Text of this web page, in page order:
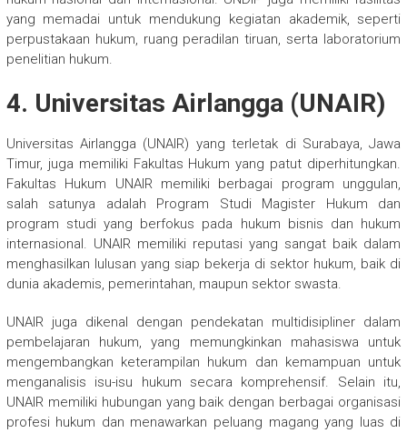
yang memadai untuk mendukung kegiatan akademik, seperti
perpustakaan hukum, ruang peradilan tiruan, serta laboratorium
penelitian hukum.
4. Universitas Airlangga (UNAIR)
Universitas Airlangga (UNAIR) yang terletak di Surabaya, Jawa
Timur, juga memiliki Fakultas Hukum yang patut diperhitungkan.
Fakultas Hukum UNAIR memiliki berbagai program unggulan,
salah satunya adalah Program Studi Magister Hukum dan
program studi yang berfokus pada hukum bisnis dan hukum
internasional. UNAIR memiliki reputasi yang sangat baik dalam
menghasilkan lulusan yang siap bekerja di sektor hukum, baik di
dunia akademis, pemerintahan, maupun sektor swasta.
UNAIR juga dikenal dengan pendekatan multidisipliner dalam
pembelajaran hukum, yang memungkinkan mahasiswa untuk
mengembangkan keterampilan hukum dan kemampuan untuk
menganalisis isu-isu hukum secara komprehensif. Selain itu,
UNAIR memiliki hubungan yang baik dengan berbagai organisasi
profesi hukum dan menawarkan peluang magang yang luas di